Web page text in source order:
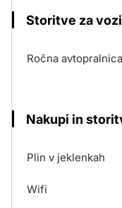
Storitve za
Ročna avtopralnica
Nakupi in
Plin v jeklenkah
Wifi